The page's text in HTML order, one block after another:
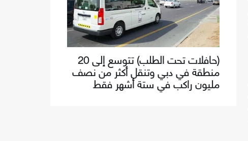
(حافلات تحت الطلب) تتوسع إلى 20
منطقة في دبي وتنقل أكثر من نصف
مليون راكب في ستة أشهر فقط